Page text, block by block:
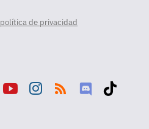
política de privacidad